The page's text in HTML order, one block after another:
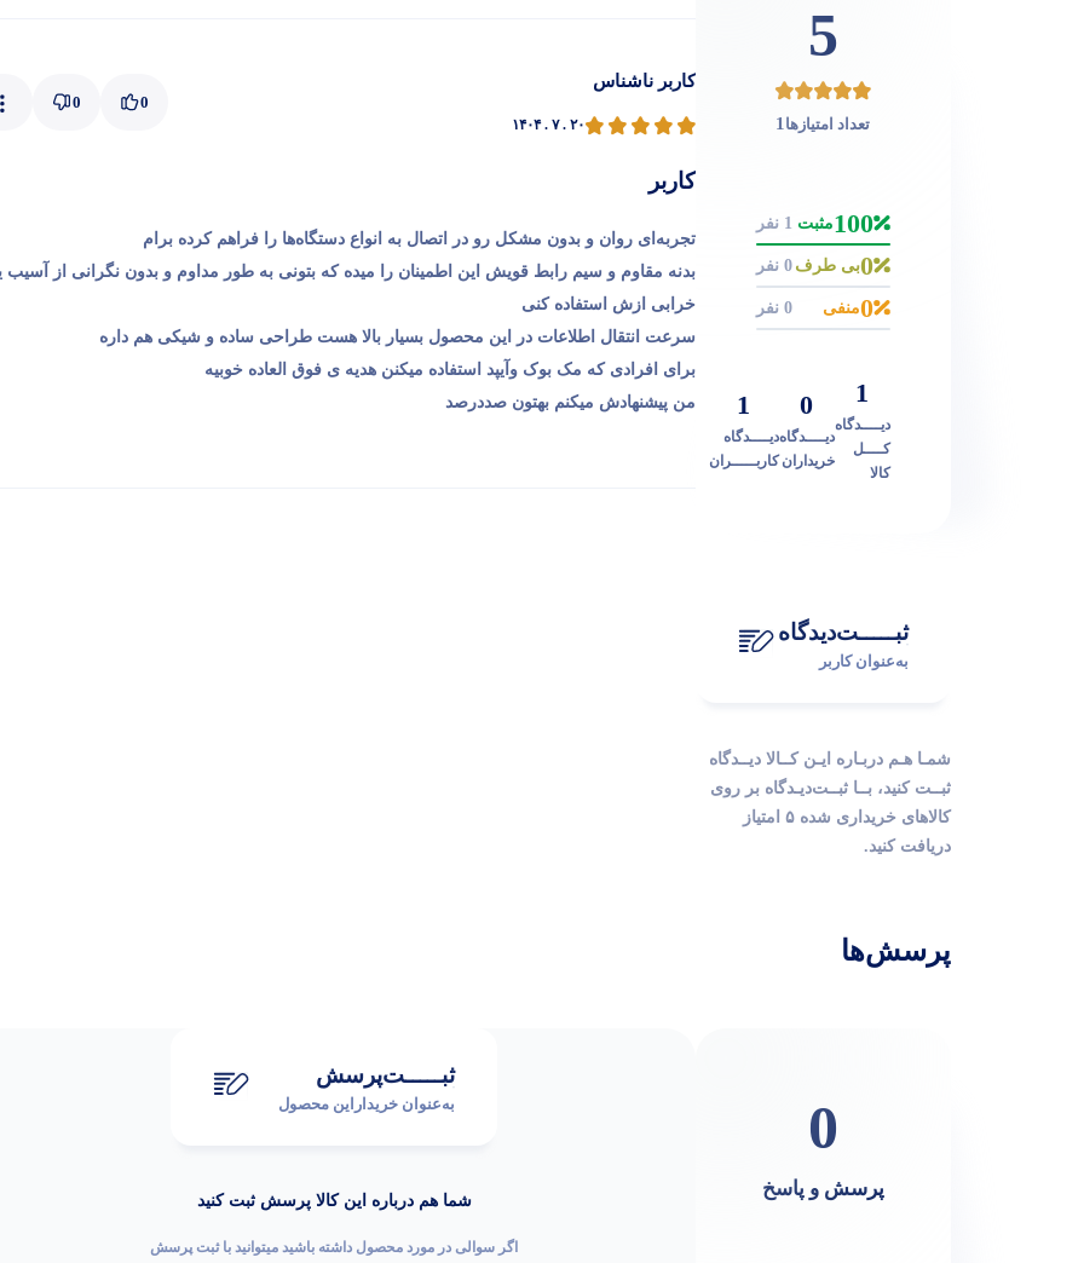
5
تعداد امتیازها 1
100مثبت 1 نفر
0بی طرف 0 نفر
0منفی 0 نفر
1
دیــــدگاه
کــــل
کالا
0
دیــــدگاه
خریداران
1
دیــــدگاه
کاربـــــران
ثبـــــت‌دیدگاه
به‌عنوان کاربر
شمـا هـم دربـاره ایـن کــالا دیــدگاه
ثبــت کنید، بــا ثبــت‌دیـدگاه بر روی
کالاهای خریداری شده ۵ امتیاز
دریافت کنید.
کاربر ناشناس
۱۴۰۴ . ۷ . ۲۰
0
0
کاربر
تجربه‌ای روان و بدون مشکل رو در اتصال به انواع دستگاه‌ها را فراهم کرده برام
بدنه مقاوم و سیم رابط قویش این اطمینان را میده که بتونی به طور مداوم و بدون نگرانی از آسیب
خرابی ازش استفاده کنی
سرعت انتقال اطلاعات در این محصول بسیار بالا هست طراحی ساده و شیکی هم داره
برای افرادی که مک بوک وآیپد استفاده میکنن هدیه ی فوق العاده خوبیه
من پیشنهادش میکنم بهتون صددرصد
پرسش‌ها
0
پرسش و پاسخ
ثبـــــت‌پرسش
به‌عنوان ‌خریدار‌این‌ محصول
شما هم درباره این کالا پرسش ثبت کنید
اگر سوالی در مورد محصول داشته باشید میتوانید با ثبت پرسش